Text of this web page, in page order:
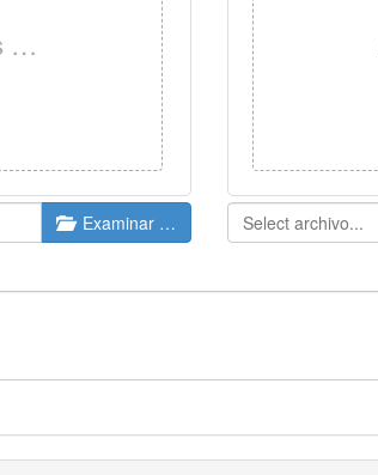
…
Examinar …